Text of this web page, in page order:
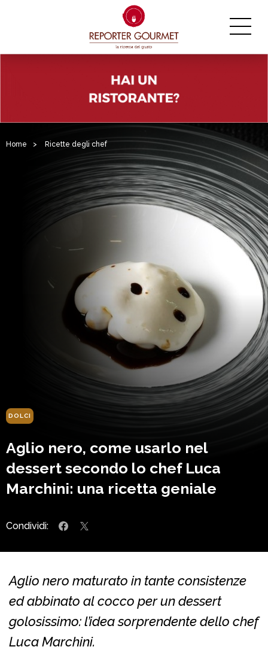
Home > Ricette degli chef
DOLCI
Aglio nero, come usarlo nel
dessert secondo lo chef Luca
Marchini: una ricetta geniale
Condividi:
Aglio nero maturato in tante consistenze
ed abbinato al cocco per un dessert
golosissimo: l’idea sorprendente dello chef
Luca Marchini.